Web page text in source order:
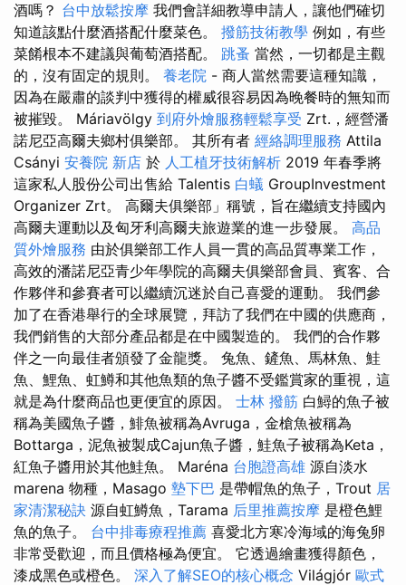
酒嗎？ 台中放鬆按摩 我們會詳細教導申請人，讓他們確切
知道該點什麼酒搭配什麼菜色。 撥筋技術教學 例如，有些
菜餚根本不建議與葡萄酒搭配。 跳蚤 當然，一切都是主觀
的，沒有固定的規則。 養老院 - 商人當然需要這種知識，
因為在嚴肅的談判中獲得的權威很容易因為晚餐時的無知而
被摧毀。 Máriavölgy 到府外燴服務輕鬆享受 Zrt.，經營潘
諾尼亞高爾夫鄉村俱樂部。 其所有者 經絡調理服務 Attila
Csányi 安養院 新店 於 人工植牙技術解析 2019 年春季將
這家私人股份公司出售給 Talentis 白蟻 GroupInvestment
Organizer Zrt。 高爾夫俱樂部」稱號，旨在繼續支持國內
高爾夫運動以及匈牙利高爾夫旅遊業的進一步發展。 高品
質外燴服務 由於俱樂部工作人員一貫的高品質專業工作，
高效的潘諾尼亞青少年學院的高爾夫俱樂部會員、賓客、合
作夥伴和參賽者可以繼續沉迷於自己喜愛的運動。 我們參
加了在香港舉行的全球展覽，拜訪了我們在中國的供應商，
我們銷售的大部分產品都是在中國製造的。 我們的合作夥
伴之一向最佳者頒發了金龍獎。 兔魚、鏟魚、馬林魚、鮭
魚、鯉魚、虹鱒和其他魚類的魚子醬不受鑑賞家的重視，這
就是為什麼商品也更便宜的原因。 士林 撥筋 白鱘的魚子被
稱為美國魚子醬，鯡魚被稱為Avruga，金槍魚被稱為
Bottarga，泥魚被製成Cajun魚子醬，鮭魚子被稱為Keta，
紅魚子醬用於其他鮭魚。 Maréna 台胞證高雄 源自淡水
marena 物種，Masago 墊下巴 是帶帽魚的魚子，Trout 居
家清潔秘訣 源自虹鱒魚，Tarama 后里推薦按摩 是橙色鯉
魚的魚子。 台中排毒療程推薦 喜愛北方寒冷海域的海兔卵
非常受歡迎，而且價格極為便宜。 它透過繪畫獲得顏色，
漆成黑色或橙色。 深入了解SEO的核心概念 Világjór 歐式